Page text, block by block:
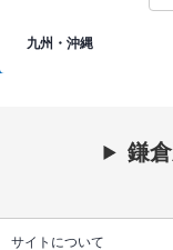
九州・沖縄
鎌
サイトについて